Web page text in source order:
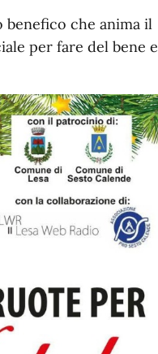
che anima il
per fare del bene e